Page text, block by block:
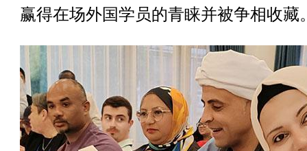
赢得在场外国学员的青睐并被争相收藏